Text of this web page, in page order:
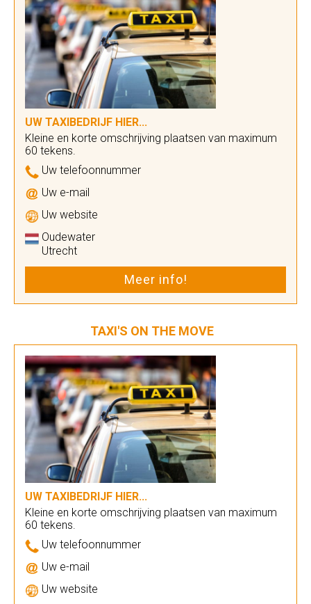
UW TAXIBEDRIJF HIER...
Kleine en korte omschrijving plaatsen van maximum
60 tekens.
Uw telefoonnummer
Uw e-mail
Uw website
Oudewater
Utrecht
Meer info!
TAXI'S ON THE MOVE
UW TAXIBEDRIJF HIER...
Kleine en korte omschrijving plaatsen van maximum
60 tekens.
Uw telefoonnummer
Uw e-mail
Uw website